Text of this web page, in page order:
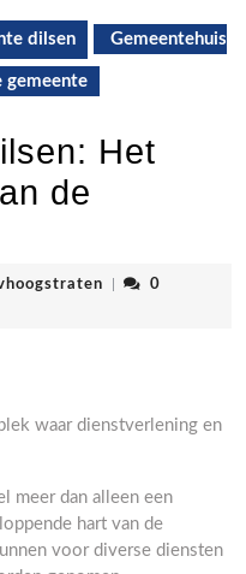
dilsen Gemeentehuis
gemeente
Het
de
cdenvhoogstraten
0
waar dienstverlening en
meer dan alleen een
hart van de
voor diverse diensten